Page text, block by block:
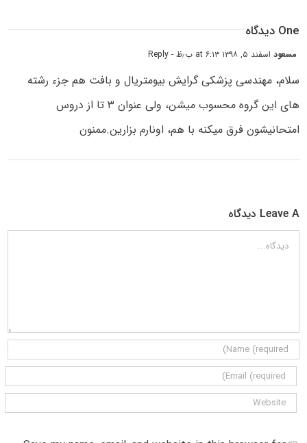
One دیدگاه
مسعوداسفند ۵, ۱۳۹۸ at ۶:۱۳ ب٫ظ - Reply
سلام، مهندسی پزشکی گرایش بیومتریال و بافت هم جزء رشته
های این گروه محسوب میشن، ولی عنوان ۳ تا از دروس
امتحانیشون فرق میکنه با هم، اونارم بزارین.ممنون
Leave A دیدگاه
دیدگاه